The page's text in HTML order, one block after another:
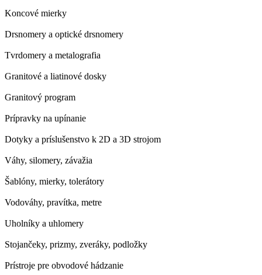
Koncové mierky
Drsnomery a optické drsnomery
Tvrdomery a metalografia
Granitové a liatinové dosky
Granitový program
Prípravky na upínanie
Dotyky a príslušenstvo k 2D a 3D strojom
Váhy, silomery, závažia
Šablóny, mierky, tolerátory
Vodováhy, pravítka, metre
Uholníky a uhlomery
Stojančeky, prizmy, zveráky, podložky
Prístroje pre obvodové hádzanie